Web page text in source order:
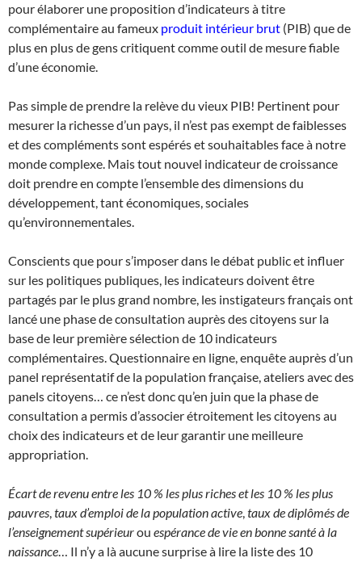
pour élaborer une proposition d’indicateurs à titre
complémentaire au fameux produit intérieur brut (PIB) que de
plus en plus de gens critiquent comme outil de mesure fiable
d’une économie.
Pas simple de prendre la relève du vieux PIB! Pertinent pour
mesurer la richesse d’un pays, il n’est pas exempt de faiblesses
et des compléments sont espérés et souhaitables face à notre
monde complexe. Mais tout nouvel indicateur de croissance
doit prendre en compte l’ensemble des dimensions du
développement, tant économiques, sociales
qu’environnementales.
Conscients que pour s’imposer dans le débat public et influer
sur les politiques publiques, les indicateurs doivent être
partagés par le plus grand nombre, les instigateurs français ont
lancé une phase de consultation auprès des citoyens sur la
base de leur première sélection de 10 indicateurs
complémentaires. Questionnaire en ligne, enquête auprès d’un
panel représentatif de la population française, ateliers avec des
panels citoyens… ce n’est donc qu’en juin que la phase de
consultation a permis d’associer étroitement les citoyens au
choix des indicateurs et de leur garantir une meilleure
appropriation.
Écart de revenu entre les 10 % les plus riches et les 10 % les plus
pauvres,taux d’emploi de la population active,taux de diplômés de
l’enseignement supérieurou espérance de vie en bonne santé à la
naissance… Il n’y a là aucune surprise à lire la liste des 10